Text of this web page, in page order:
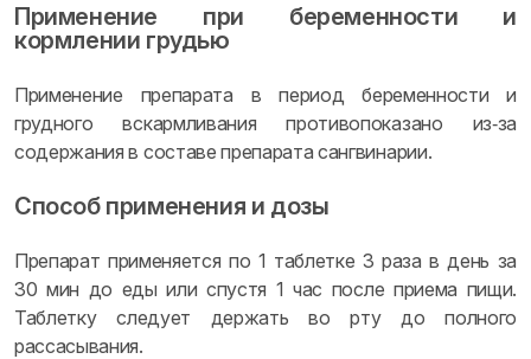
Применение при беременности и
кормлении грудью
Применение препарата в период беременности и
грудного вскармливания противопоказано из‑за
содержания в составе препарата сангвинарии.
Способ применения и дозы
Препарат применяется по 1 таблетке 3 раза в день за
30 мин до еды или спустя 1 час после приема пищи.
Таблетку следует держать во рту до полного
рассасывания.